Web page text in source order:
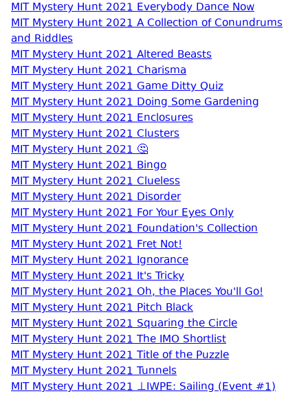
MIT Mystery Hunt 2021 Everybody Dance Now
MIT Mystery Hunt 2021 A Collection of Conundrums
and Riddles
MIT Mystery Hunt 2021 Altered Beasts
MIT Mystery Hunt 2021 Charisma
MIT Mystery Hunt 2021 Game Ditty Quiz
MIT Mystery Hunt 2021 Doing Some Gardening
MIT Mystery Hunt 2021 Enclosures
MIT Mystery Hunt 2021 Clusters
MIT Mystery Hunt 2021 🤔
MIT Mystery Hunt 2021 Bingo
MIT Mystery Hunt 2021 Clueless
MIT Mystery Hunt 2021 Disorder
MIT Mystery Hunt 2021 For Your Eyes Only
MIT Mystery Hunt 2021 Foundation's Collection
MIT Mystery Hunt 2021 Fret Not!
MIT Mystery Hunt 2021 Ignorance
MIT Mystery Hunt 2021 It's Tricky
MIT Mystery Hunt 2021 Oh, the Places You'll Go!
MIT Mystery Hunt 2021 Pitch Black
MIT Mystery Hunt 2021 Squaring the Circle
MIT Mystery Hunt 2021 The IMO Shortlist
MIT Mystery Hunt 2021 Title of the Puzzle
MIT Mystery Hunt 2021 Tunnels
MIT Mystery Hunt 2021 ⊥IWPE: Sailing (Event #1)